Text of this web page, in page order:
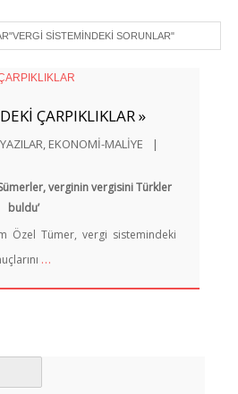
SISTEMINDEKI SORUNLAR"
ÇARPIKLIKLAR »
EKONOMİ-MALİYE
|
verginin vergisini Türkler
buldu’
Özel Tümer, vergi sistemindeki
…